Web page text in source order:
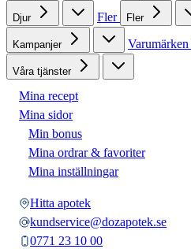
Djur Fler Fler
Kampanjer Varumärken
Våra tjänster
Mina recept
Mina sidor
Min bonus
Mina ordrar & favoriter
Mina inställningar
Hitta apotek
kundservice@dozapotek.se
0771 23 10 00